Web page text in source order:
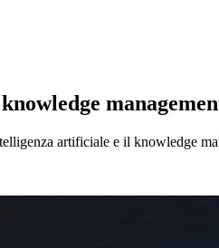
artificiale e il knowledge